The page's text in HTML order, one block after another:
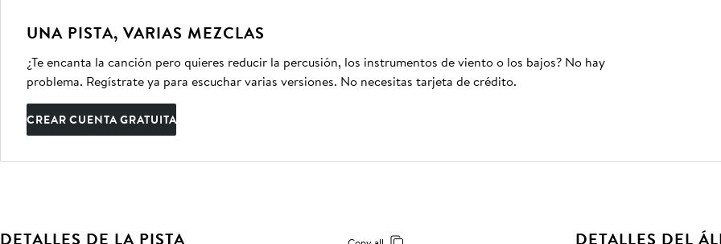
UNA PISTA, VARIAS MEZCLAS
¿Te encanta la canción pero quieres reducir la percusión, los instrumentos de viento o los bajos? No hay
problema. Regístrate ya para escuchar varias versiones. No necesitas tarjeta de crédito.
CREAR CUENTA GRATUITA
DETALLES DE LA PISTA DETALLES DEL